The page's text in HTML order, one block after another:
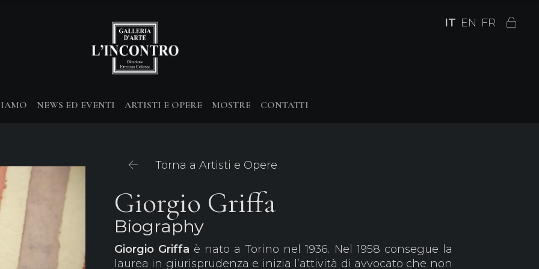
IT EN FR
NEWS ED EVENTI ARTISTI E OPERE MOSTRE CONTATTI
Torna a Artisti e Opere
Giorgio Griffa
Biography
Giorgio Griffa è nato a Torino nel 1936. Nel 1958 consegue la
laurea in giurisprudenza e inizia l’attività di avvocato che non